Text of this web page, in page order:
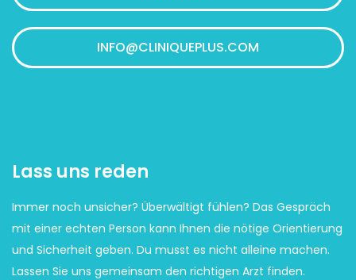
Lass uns reden
Immer noch unsicher? Überwältigt fühlen? Das Gespräch
mit einer echten Person kann Ihnen die nötige Orientierung
und Sicherheit geben. Du musst es nicht alleine machen.
Lassen Sie uns gemeinsam den richtigen Arzt finden.
INFO@CLINIQUEPLUS.COM